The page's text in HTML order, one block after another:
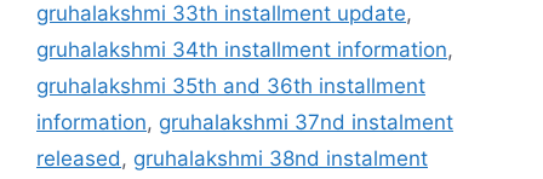
gruhalakshmi 33th installment update,
gruhalakshmi 34th installment information,
gruhalakshmi 35th and 36th installment
information, gruhalakshmi 37nd instalment
released, gruhalakshmi 38nd instalment